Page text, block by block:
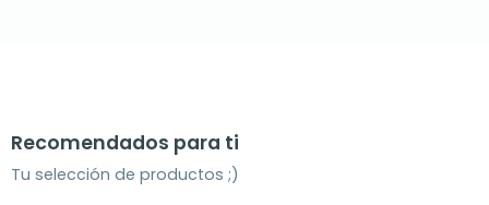
Recomendados para ti
Tu selección de productos ;)